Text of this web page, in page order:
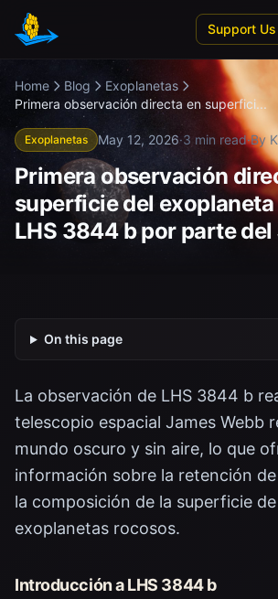
Skip to main content
Support Us
Home Blog
Exoplanetas
Primera observación directa en superfici...
Exoplanetas May 12, 2026·3 min read·By
Primera observación
superficie del
LHS 3844 b por parte del
On this page
La observación de LHS 3844 b
telescopio espacial James Webb
mundo oscuro y sin aire, lo que
información sobre la retención
la composición de la superficie
exoplanetas rocosos.
Introducción a LHS 3844 b